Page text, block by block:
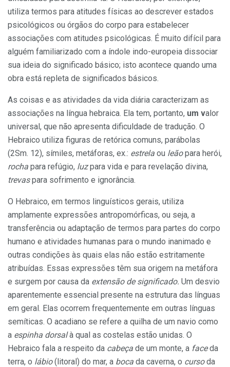
utiliza termos para atitudes físicas ao descrever estados
psicológicos ou órgãos do corpo para estabelecer
associações com atitudes psicológicas. É muito difícil para
alguém familiarizado com a índole indo-europeia dissociar
sua ideia do significado básico; isto acontece quando uma
obra está repleta de significados básicos.
As coisas e as atividades da vida diária caracterizam as
associações na língua hebraica. Ela tem, portanto, um valor
universal, que não apresenta dificuldade de tradução. O
Hebraico utiliza figuras de retórica comuns, parábolas
(2Sm. 12), símiles, metáforas, ex.: estrela ou leãopara herói,
rocha para refúgio, luzpara vida e para revelação divina,
trevaspara sofrimento e ignorância.
O Hebraico, em termos linguísticos gerais, utiliza
amplamente expressões antropomórficas, ou seja, a
transferência ou adaptação de termos para partes do corpo
humano e atividades humanas para o mundo inanimado e
outras condições às quais elas não estão estritamente
atribuídas. Essas expressões têm sua origem na metáfora
e surgem por causa da extensão de significado. Um desvio
aparentemente essencial presente na estrutura das línguas
em geral. Elas ocorrem frequentemente em outras línguas
semíticas. O acadiano se refere a quilha de um navio como
a espinha dorsalà qual as costelas estão unidas. O
Hebraico fala a respeito da cabeça de um monte, a faceda
terra, o lábio(litoral) do mar, a boca da caverna, o cursoda